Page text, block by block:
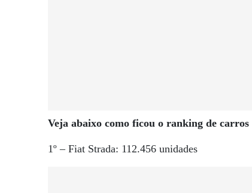
Veja abaixo como ficou o ranking de carros
1º – Fiat Strada: 112.456 unidades